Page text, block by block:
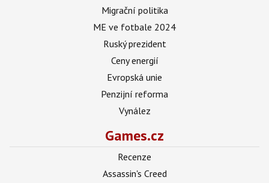
Migrační politika
ME ve fotbale 2024
Ruský prezident
Ceny energií
Evropská unie
Penzijní reforma
Vynález
Games.cz
Recenze
Assassin's Creed